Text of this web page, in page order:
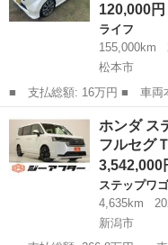
120,000円
ライフ
155,000km
松本市
■ 支払総額: 16万円 ■ 車両本体価格： 120,000 円 ■ メーカー
名： ホンダ ■ 車種名：
ＴＣ エアロ カーナビ ■
ミ...
長野 松本市 ライフ
ホンダ
フルセグ
3,542,000
ステップワ
4,635km
新潟市